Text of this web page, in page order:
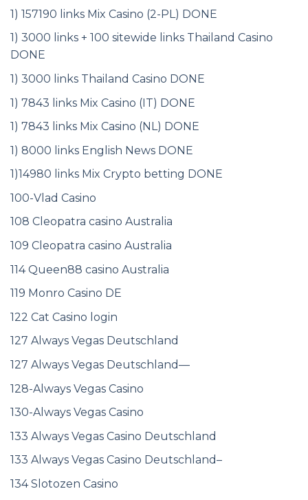
1) 157190 links Mix Casino (2-PL) DONE
1) 3000 links + 100 sitewide links Thailand Casino
DONE
1) 3000 links Thailand Casino DONE
1) 7843 links Mix Casino (IT) DONE
1) 7843 links Mix Casino (NL) DONE
1) 8000 links English News DONE
1)14980 links Mix Crypto betting DONE
100-Vlad Casino
108 Cleopatra casino Australia
109 Cleopatra casino Australia
114 Queen88 casino Australia
119 Monro Casino DE
122 Cat Casino login
127 Always Vegas Deutschland
127 Always Vegas Deutschland—
128-Always Vegas Casino
130-Always Vegas Casino
133 Always Vegas Casino Deutschland
133 Always Vegas Casino Deutschland–
134 Slotozen Casino